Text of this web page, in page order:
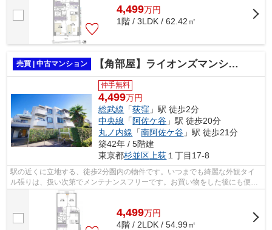
4,499万円
1階 / 3LDK / 62.42㎡
売買 | 中古マンション 【角部屋】ライオンズマンション荻窪第6
仲手無料
4,499万円
総武線 「荻窪 」駅 徒歩2分
中央線 「阿佐ケ谷 」駅 徒歩20分
丸ノ内線 「南阿佐ケ谷 」駅 徒歩21分
築42年 / 5階建
東京都杉並区 上荻 １丁目17-8
駅の近くに立地する、徒歩2分圏内の物件です。いつまでも綺麗な外観タイ
ル張りは、扱い次第でメンテナンスフリーです。お買い物をした後にも便利
なエレベーター付きの物件。この物件は...
4,499万円
4階 / 2LDK / 54.99㎡